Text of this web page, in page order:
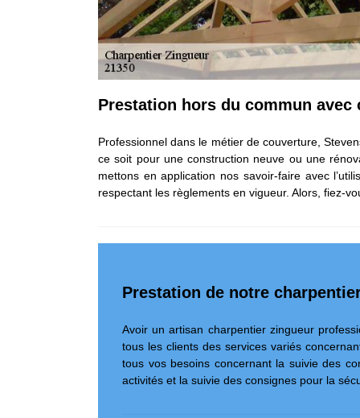
Prestation hors du commun avec
Professionnel dans le métier de couverture,
ce soit pour une construction neuve ou une
mettons en application nos savoir-faire avec
respectant les règlements en vigueur. Alors, fiez-
Prestation de notre
Avoir un artisan charpentier zingueur
tous les clients des services variés
tous vos besoins concernant la suivie des
activités et la suivie des consignes pour la